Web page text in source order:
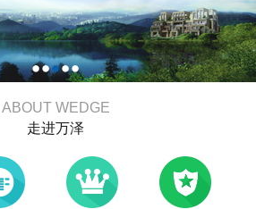
ABOUT WEDGE
走进万泽